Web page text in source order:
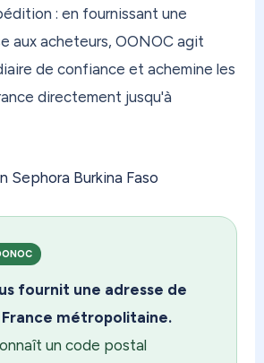
avec My Preview pour
sérénité. Et réglez vos droits
avec EasyDuty — zéro
Chaque option est là si vous en
c'est l'expert de la
particuliers et professionnels —
gratuite, adresse disponible
À bientôt !
: en fournissant une
aux acheteurs, OONOC agit
de confiance et achemine les
directement jusqu'à
fournit une adresse de
France métropolitaine.
un code postal